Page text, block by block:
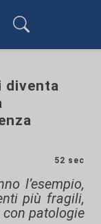
diventa
52 sec
l’esempio,
più fragili,
patologie